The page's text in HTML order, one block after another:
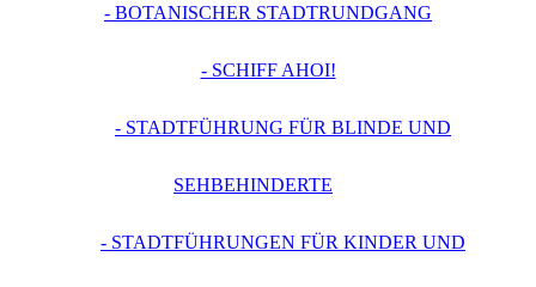
- BOTANISCHER STADTRUNDGANG
- SCHIFF AHOI!
- STADTFÜHRUNG FÜR BLINDE UND
SEHBEHINDERTE
- STADTFÜHRUNGEN FÜR KINDER UND